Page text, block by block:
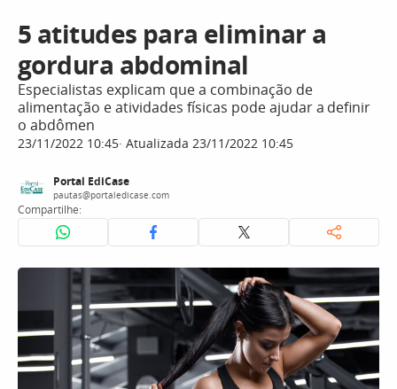
5 atitudes para eliminar a
gordura abdominal
Especialistas explicam que a combinação de
alimentação e atividades físicas pode ajudar a definir
o abdômen
23/11/2022 10:45 Atualizada 23/11/2022 10:45
Portal EdiCase
pautas@portaledicase.com
Compartilhe: